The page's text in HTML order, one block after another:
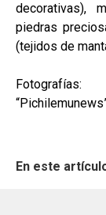
decorativas),
piedras
(tejidos de
En este